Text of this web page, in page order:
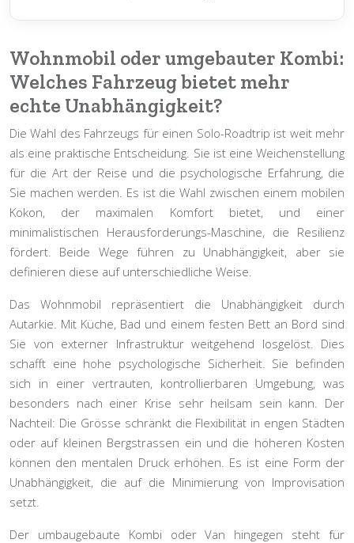
Wohnmobil oder umgebauter Kombi:
Welches Fahrzeug bietet mehr
echte Unabhängigkeit?
Die Wahl des Fahrzeugs für einen Solo-Roadtrip ist weit mehr
als eine praktische Entscheidung. Sie ist eine Weichenstellung
für die Art der Reise und die psychologische Erfahrung, die
Sie machen werden. Es ist die Wahl zwischen einem mobilen
Kokon, der maximalen Komfort bietet, und einer
minimalistischen Herausforderungs-Maschine, die Resilienz
fördert. Beide Wege führen zu Unabhängigkeit, aber sie
definieren diese auf unterschiedliche Weise.
Das Wohnmobil repräsentiert die Unabhängigkeit durch
Autarkie. Mit Küche, Bad und einem festen Bett an Bord sind
Sie von externer Infrastruktur weitgehend losgelöst. Dies
schafft eine hohe psychologische Sicherheit. Sie befinden
sich in einer vertrauten, kontrollierbaren Umgebung, was
besonders nach einer Krise sehr heilsam sein kann. Der
Nachteil: Die Grösse schränkt die Flexibilität in engen Städten
oder auf kleinen Bergstrassen ein und die höheren Kosten
können den mentalen Druck erhöhen. Es ist eine Form der
Unabhängigkeit, die auf die Minimierung von Improvisation
setzt.
Der umbaugebaute Kombi oder Van hingegen steht für